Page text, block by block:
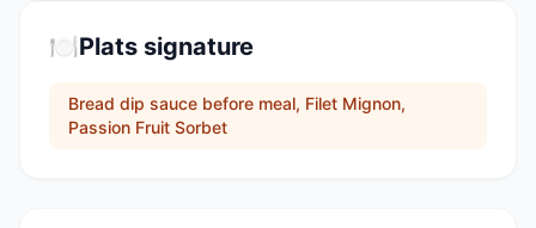
🍽️Plats signature
Bread dip sauce before meal, Filet Mignon,
Passion Fruit Sorbet